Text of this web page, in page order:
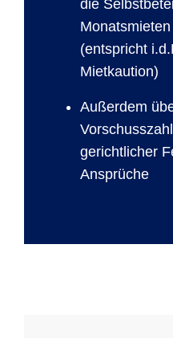
die
(entspricht
Mietkaution)
Außerdem
gerichtlicher
Ansprüche